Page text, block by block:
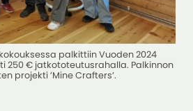
palkittiin Vuoden 2024
250 € jatkototeutusrahalla. Palkinnon
projekti ’Mine Crafters’.